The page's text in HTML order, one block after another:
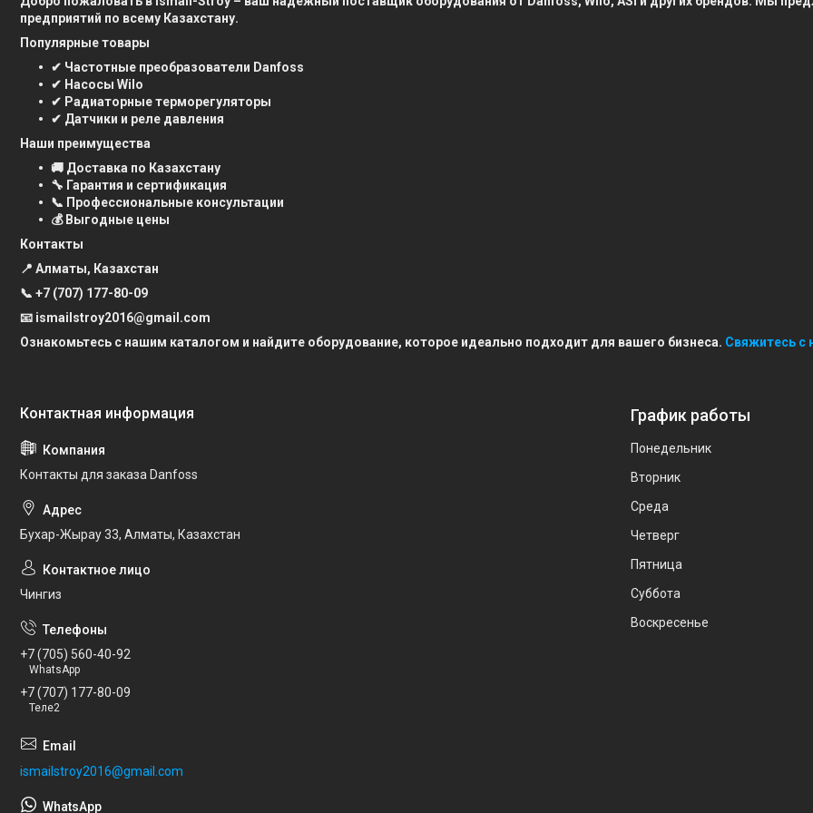
предприятий по всему Казахстану.
Популярные товары
✔ Частотные преобразователи Danfoss
✔ Насосы Wilo
✔ Радиаторные терморегуляторы
✔ Датчики и реле давления
Наши преимущества
🚚 Доставка по Казахстану
🔧 Гарантия и сертификация
📞 Профессиональные консультации
💰 Выгодные цены
Контакты
📍 Алматы, Казахстан
📞 +7 (707) 177-80-09
📧 ismailstroy2016@gmail.com
Ознакомьтесь с нашим каталогом и найдите оборудование, которое идеально подходит для вашего бизнеса. Свяжитесь с
Контакты для заказа Danfoss
Бухар-Жырау 33, Алматы, Казахстан
Чингиз
+7 (705) 560-40-92
WhatsApp
+7 (707) 177-80-09
Теле2
ismailstroy2016@gmail.com
График работы
Понедельник
Вторник
Среда
Четверг
Пятница
Суббота
Воскресенье